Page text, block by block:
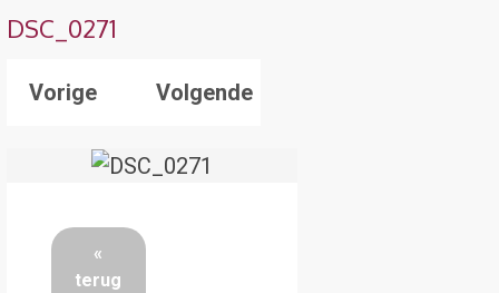
DSC_0271
Vorige Volgende
«
terug